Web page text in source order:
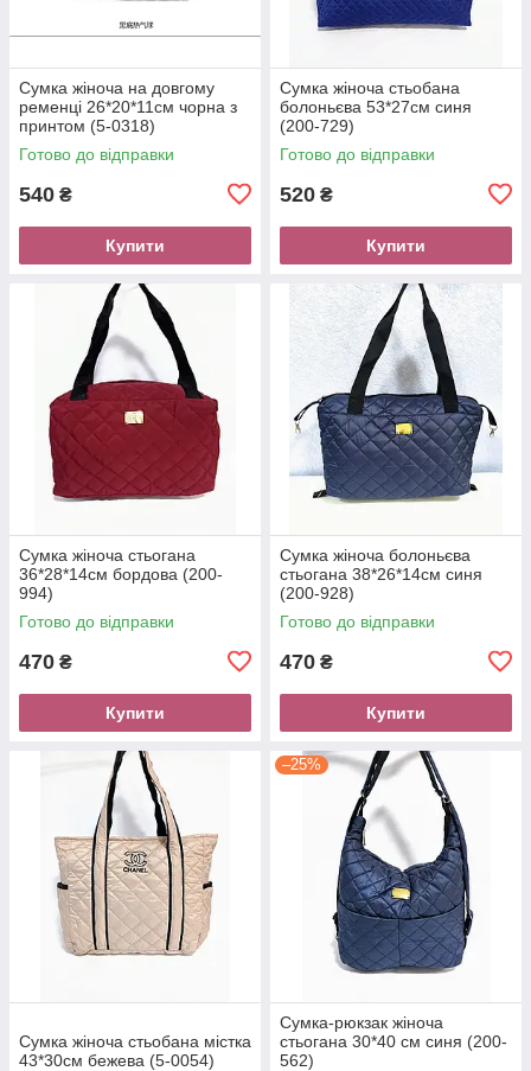
Сумка жіноча на довгому
ременці 26*20*11см чорна з
принтом (5-0318)
Готово до відправки
540 ₴
Купити
Сумка жіноча стьобана
болоньєва 53*27см синя
(200-729)
Готово до відправки
520 ₴
Купити
Сумка жіноча стьогана
36*28*14см бордова (200-
994)
Готово до відправки
470 ₴
Купити
Сумка жіноча болоньєва
стьогана 38*26*14см синя
(200-928)
Готово до відправки
470 ₴
Купити
Сумка жіноча стьобана містка
43*30см бежева (5-0054)
–25%
Сумка-рюкзак жіноча
стьогана 30*40 см синя (200-
562)